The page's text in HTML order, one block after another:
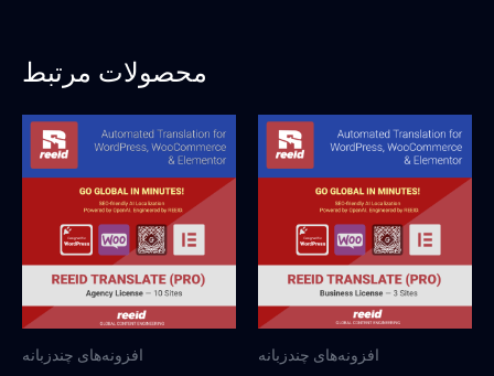
محصولات مرتبط
افزونه‌های چندزبانه افزونه‌های چندزبانه